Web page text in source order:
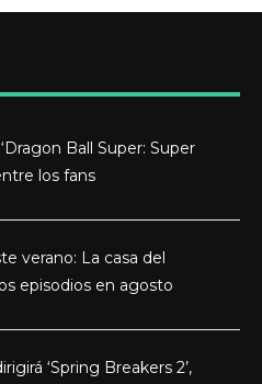
Ball Super: Super
los fans
verano: La casa del
episodios en agosto
‘Spring Breakers 2’,